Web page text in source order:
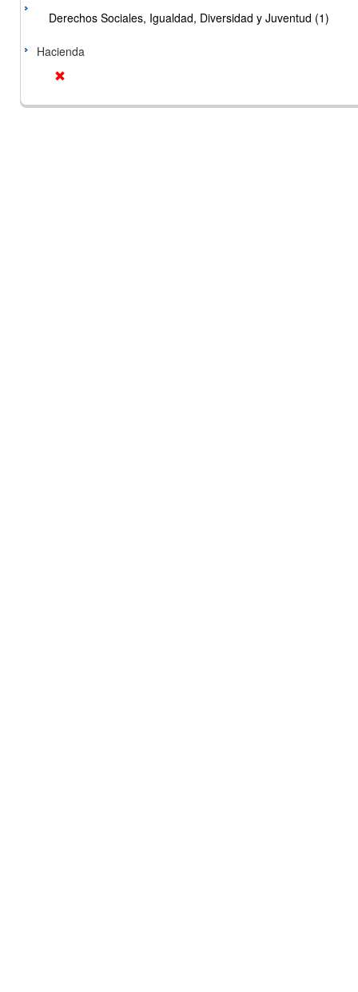
Derechos Sociales, Igualdad, Diversidad y Juventud (1)
Hacienda